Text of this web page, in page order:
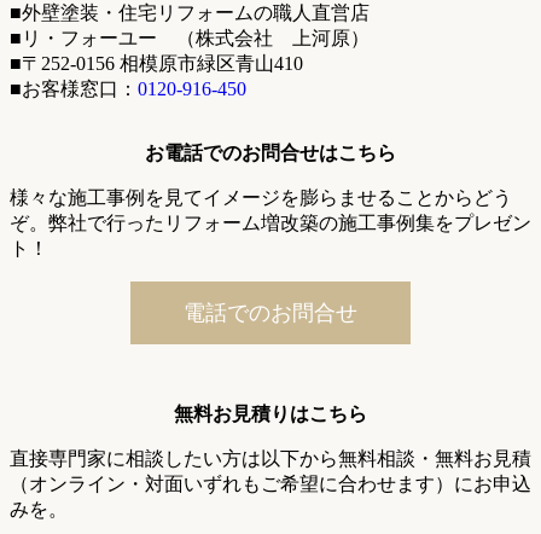
■外壁塗装・住宅リフォームの職人直営店
■リ・フォーユー （株式会社 上河原）
■〒252-0156 相模原市緑区青山410
■お客様窓口： 0120-916-450
お電話でのお問合せはこちら
様々な施工事例を見てイメージを膨らませることからどう
ぞ。弊社で行ったリフォーム増改築の施工事例集をプレゼン
ト！
電話でのお問合せ
無料お見積りはこちら
直接専門家に相談したい方は以下から無料相談・無料お見積
（オンライン・対面いずれもご希望に合わせます）にお申込
みを。